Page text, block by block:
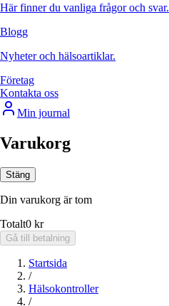
Här finner du vanliga frågor och svar.
Blogg
Nyheter och hälsoartiklar.
Företag
Kontakta oss
Min journal
Varukorg
Stäng
Din varukorg är tom
Totalt0 kr
Gå till betalning
Startsida
/
Hälsokontroller
/